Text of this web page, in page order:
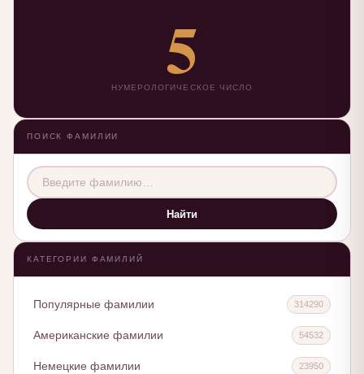
5
НУМЕРОЛОГИЧЕСКОЕ ЧИСЛО
ПОИСК ФАМИЛИИ
Найти
КАТЕГОРИИ ФАМИЛИЙ
Популярные фамилии 314290
Американские фамилии 54532
Немецкие фамилии 23950